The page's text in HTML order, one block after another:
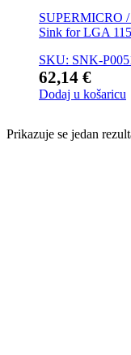
SUPERMICRO /
Sink for LGA
SKU: SNK-
62,14 €
Dodaj u košaricu
Prikazuje se jedan